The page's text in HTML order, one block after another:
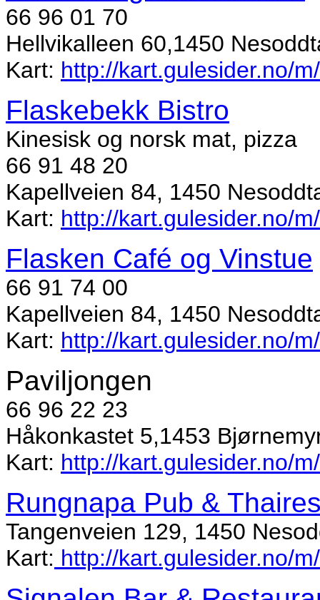
66 96 01 70
Hellvikalleen 60,1450
Kart: http://kart.gulesider.no/
Flaskebekk Bistro
Kinesisk og norsk mat, pizza
66 91 48 20
Kapellveien 84, 1450
Kart: http://kart.gulesider.no/
Flasken Café og Vinstue
66 91 74 00
Kapellveien 84, 1450
Kart: http://kart.gulesider.no/
Paviljongen
66 96 22 23
Håkonkastet 5,1453
Kart: http://kart.gulesider.no/
Rungnapa Pub &
Tangenveien 129, 1450
Kart: http://kart.gulesider.no/